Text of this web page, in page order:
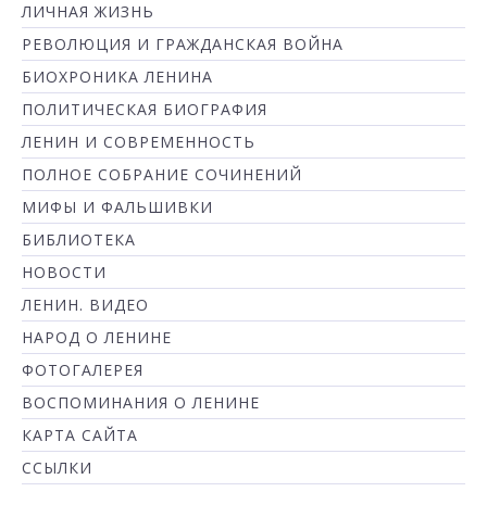
ЛИЧНАЯ ЖИЗНЬ
РЕВОЛЮЦИЯ И ГРАЖДАНСКАЯ ВОЙНА
БИОХРОНИКА ЛЕНИНА
ПОЛИТИЧЕСКАЯ БИОГРАФИЯ
ЛЕНИН И СОВРЕМЕННОСТЬ
ПОЛНОЕ СОБРАНИЕ СОЧИНЕНИЙ
МИФЫ И ФАЛЬШИВКИ
БИБЛИОТЕКА
НОВОСТИ
ЛЕНИН. ВИДЕО
НАРОД О ЛЕНИНЕ
ФОТОГАЛЕРЕЯ
ВОСПОМИНАНИЯ О ЛЕНИНЕ
КАРТА САЙТА
ССЫЛКИ